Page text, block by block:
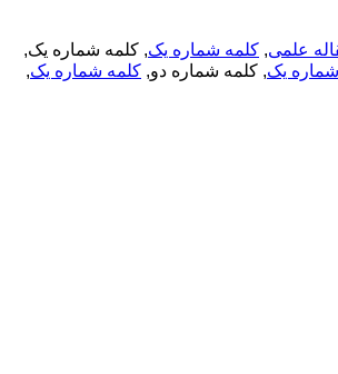
علمی, کلمه شماره یک, کلمه شماره یک,
یک, کلمه شماره دو,کلمه شماره یک,